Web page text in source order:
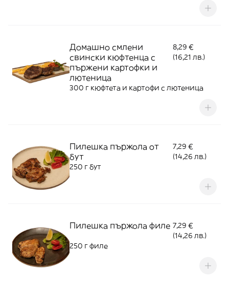
Домашно смлени
свински кюфтенца с
пържени картофки и
лютеница
8,29 €
(16,21 лв.)
300 г кюфтета и картофи с лютеница
Пилешка пържола от
бут
7,29 €
(14,26 лв.)
250 г бут
Пилешка пържола филе 7,29 €
(14,26 лв.)
250 г филе